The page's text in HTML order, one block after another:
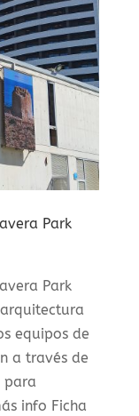
Park
Park
equipos de
a través de
para
info Ficha